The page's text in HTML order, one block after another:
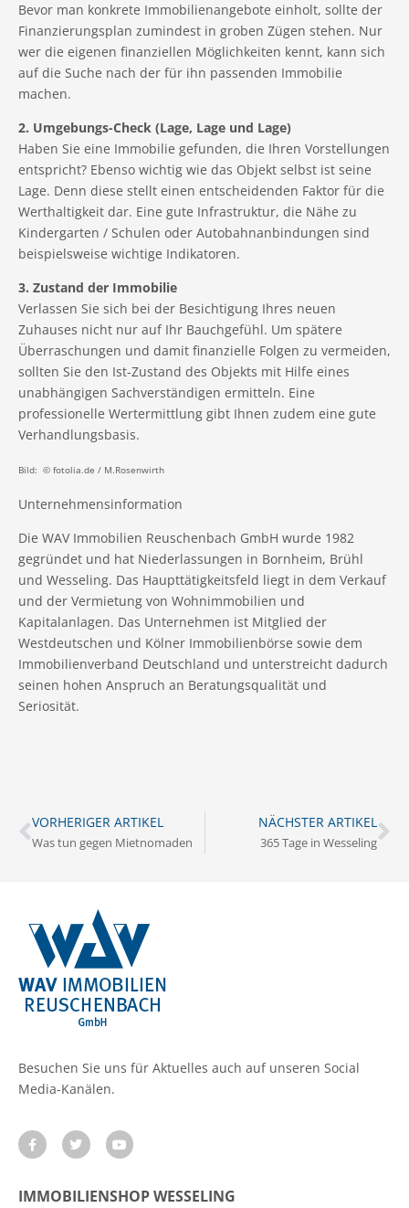
Bevor man konkrete Immobilienangebote einholt, sollte der
Finanzierungsplan zumindest in groben Zügen stehen. Nur
wer die eigenen finanziellen Möglichkeiten kennt, kann sich
auf die Suche nach der für ihn passenden Immobilie
machen.
2. Umgebungs-Check (Lage, Lage und Lage)
Haben Sie eine Immobilie gefunden, die Ihren Vorstellungen
entspricht? Ebenso wichtig wie das Objekt selbst ist seine
Lage. Denn diese stellt einen entscheidenden Faktor für die
Werthaltigkeit dar. Eine gute Infrastruktur, die Nähe zu
Kindergarten / Schulen oder Autobahnanbindungen sind
beispielsweise wichtige Indikatoren.
3. Zustand der Immobilie
Verlassen Sie sich bei der Besichtigung Ihres neuen
Zuhauses nicht nur auf Ihr Bauchgefühl. Um spätere
Überraschungen und damit finanzielle Folgen zu vermeiden,
sollten Sie den Ist-Zustand des Objekts mit Hilfe eines
unabhängigen Sachverständigen ermitteln. Eine
professionelle Wertermittlung gibt Ihnen zudem eine gute
Verhandlungsbasis.
Bild: © fotolia.de / M.Rosenwirth
Unternehmensinformation
Die WAV Immobilien Reuschenbach GmbH wurde 1982
gegründet und hat Niederlassungen in Bornheim, Brühl
und Wesseling. Das Haupttätigkeitsfeld liegt in dem Verkauf
und der Vermietung von Wohnimmobilien und
Kapitalanlagen. Das Unternehmen ist Mitglied der
Westdeutschen und Kölner Immobilienbörse sowie dem
Immobilienverband Deutschland und unterstreicht dadurch
seinen hohen Anspruch an Beratungsqualität und
Seriosität.
VORHERIGER ARTIKEL
Was tun gegen Mietnomaden
NÄCHSTER ARTIKEL
365 Tage in Wesseling
Besuchen Sie uns für Aktuelles auch auf unseren Social
Media-Kanälen.
IMMOBILIENSHOP WESSELING